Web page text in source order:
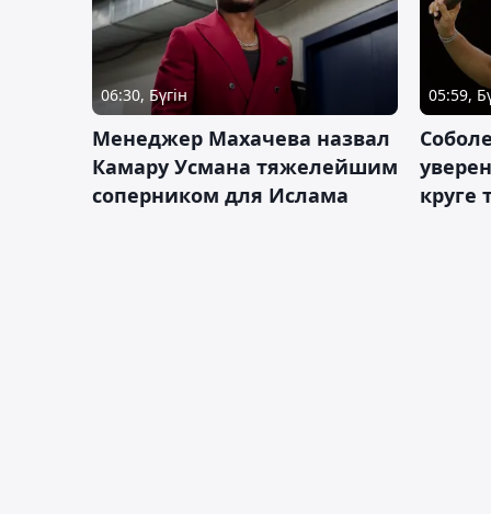
06:30, Бүгін
Менеджер Махачева назвал
Камару Усмана тяжелейшим
соперником для Ислама
05:59,
круге